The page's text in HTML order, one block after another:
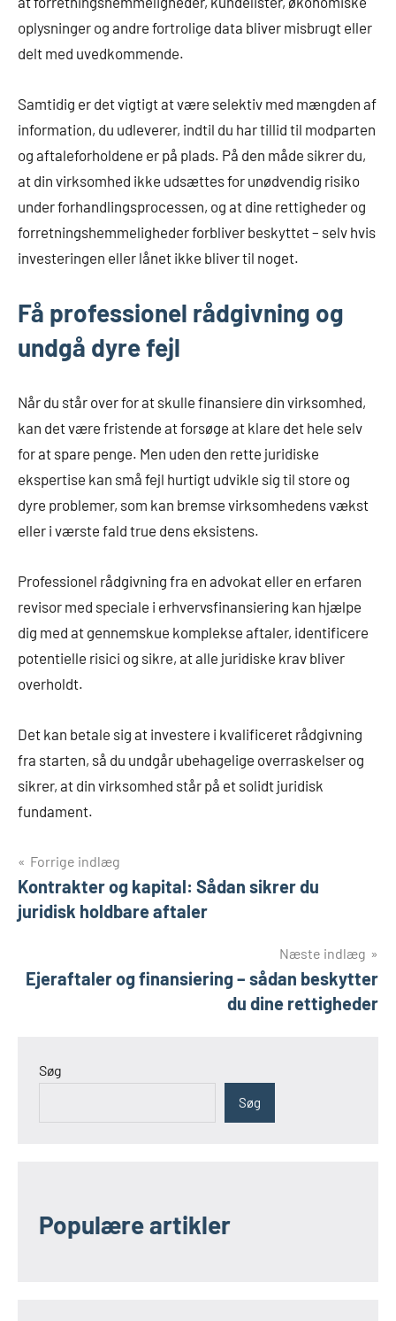
oplysninger og andre fortrolige data bliver misbrugt eller
delt med uvedkommende.
Samtidig er det vigtigt at være selektiv med mængden af
information, du udleverer, indtil du har tillid til modparten
og aftaleforholdene er på plads. På den måde sikrer du,
at din virksomhed ikke udsættes for unødvendig risiko
under forhandlingsprocessen, og at dine rettigheder og
forretningshemmeligheder forbliver beskyttet – selv hvis
investeringen eller lånet ikke bliver til noget.
Få professionel rådgivning og
undgå dyre fejl
Når du står over for at skulle finansiere din virksomhed,
kan det være fristende at forsøge at klare det hele selv
for at spare penge. Men uden den rette juridiske
ekspertise kan små fejl hurtigt udvikle sig til store og
dyre problemer, som kan bremse virksomhedens vækst
eller i værste fald true dens eksistens.
Professionel rådgivning fra en advokat eller en erfaren
revisor med speciale i erhvervsfinansiering kan hjælpe
dig med at gennemskue komplekse aftaler, identificere
potentielle risici og sikre, at alle juridiske krav bliver
overholdt.
Det kan betale sig at investere i kvalificeret rådgivning
fra starten, så du undgår ubehagelige overraskelser og
sikrer, at din virksomhed står på et solidt juridisk
fundament.
Indlægsnavigation
Forrige indlæg
Kontrakter og kapital: Sådan sikrer du
juridisk holdbare aftaler
Næste indlæg
Ejeraftaler og finansiering – sådan beskytter
du dine rettigheder
Søg
Søg
Populære artikler